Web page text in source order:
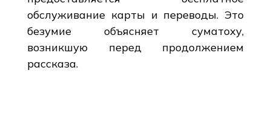
обслуживание карты и переводы. Это
безумие объясняет суматоху,
возникшую перед продолжением
рассказа.